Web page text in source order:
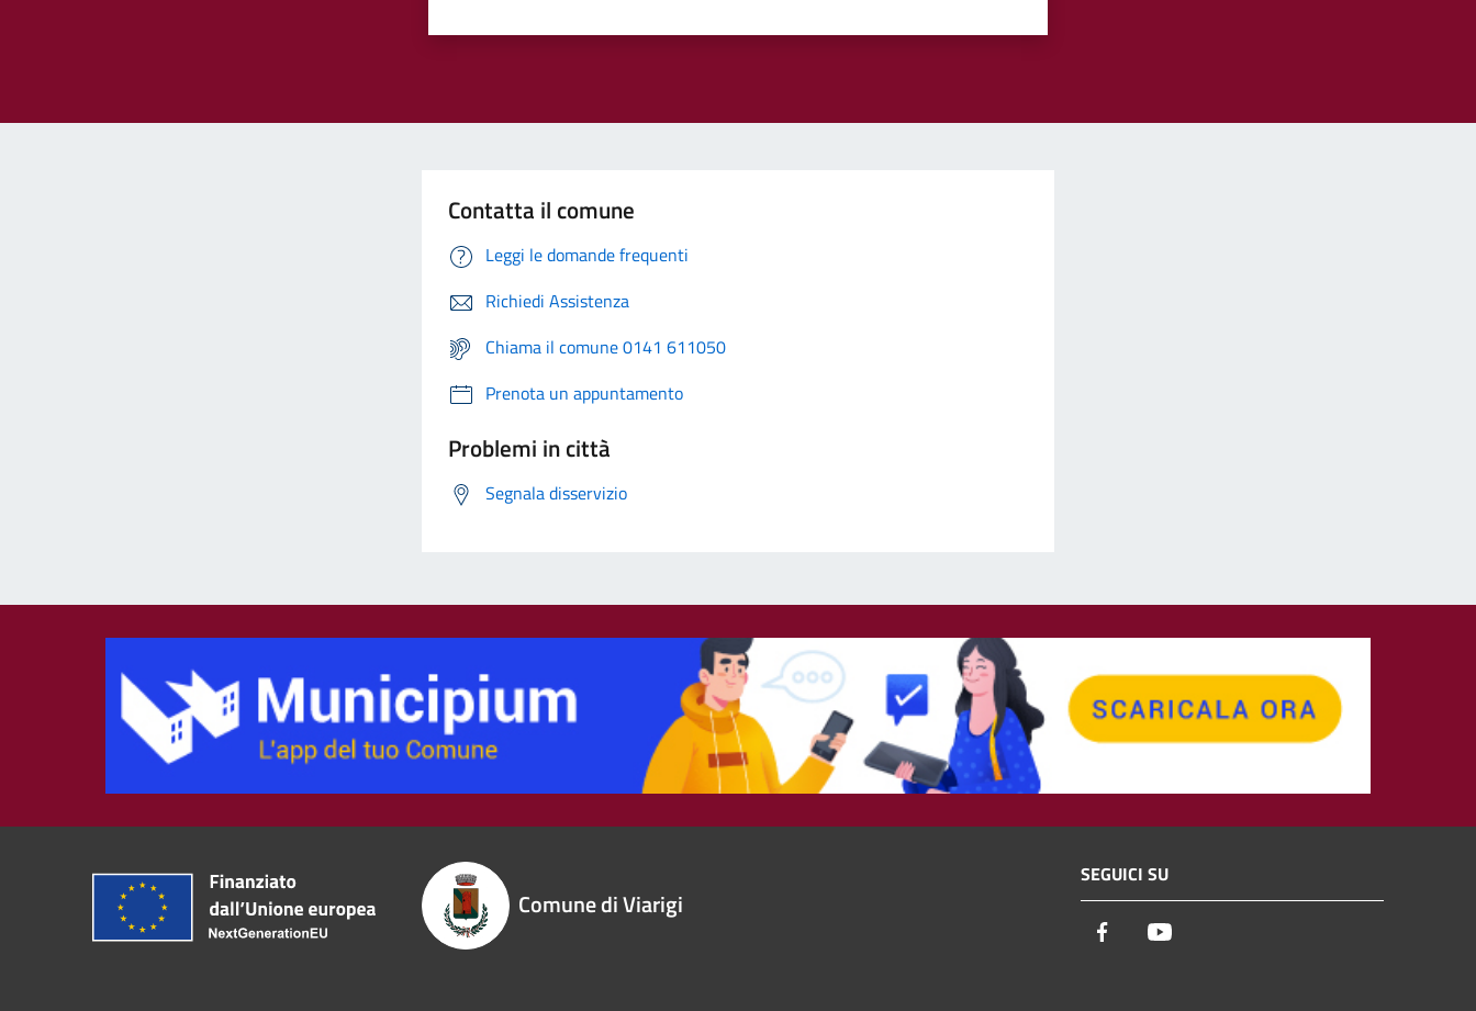
Contatta il comune
Leggi le domande frequenti
Richiedi Assistenza
Chiama il comune 0141 611050
Prenota un appuntamento
Problemi in città
Segnala disservizio
Comune di Viarigi
SEGUICI SU
Facebook